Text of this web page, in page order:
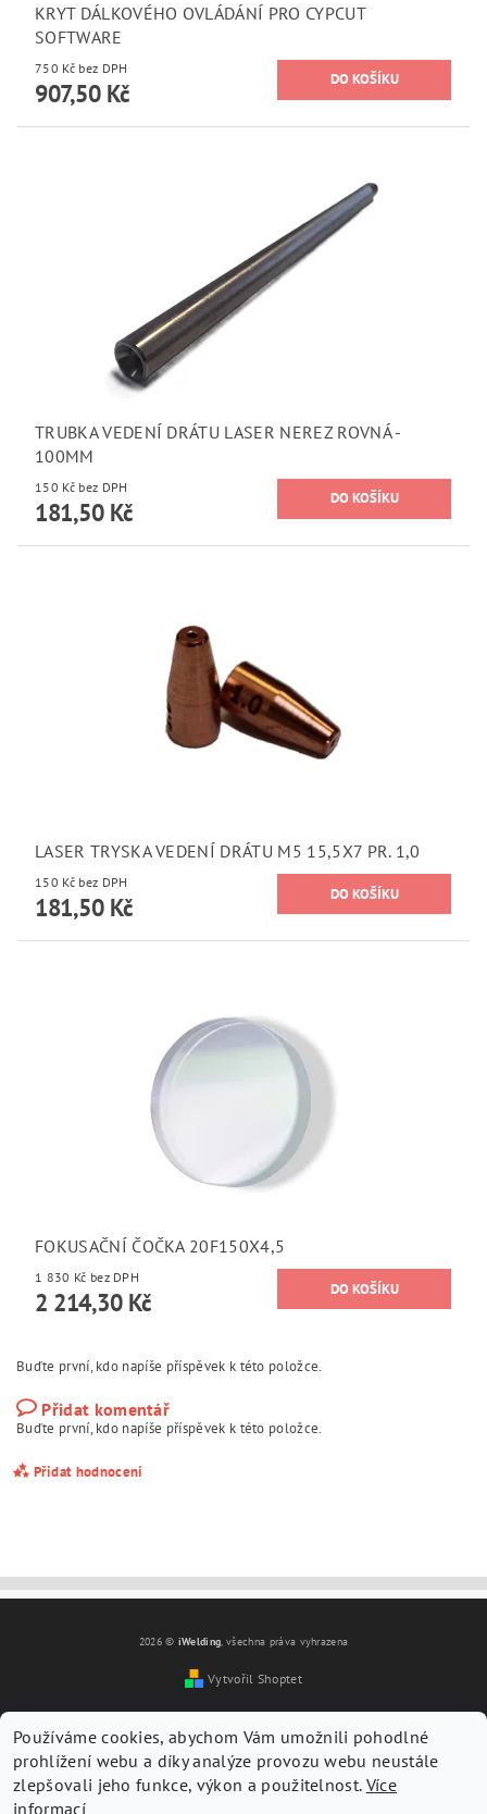
KRYT DÁLKOVÉHO OVLÁDÁNÍ PRO CYPCUT
SOFTWARE
750 Kč bez DPH
907,50 Kč
TRUBKA VEDENÍ DRÁTU LASER NEREZ ROVNÁ -
100MM
150 Kč bez DPH
181,50 Kč
LASER TRYSKA VEDENÍ DRÁTU M5 15,5X7 PR. 1,0
150 Kč bez DPH
181,50 Kč
FOKUSAČNÍ ČOČKA 20F150X4,5
1 830 Kč bez DPH
2 214,30 Kč
Buďte první, kdo napíše příspěvek k této položce.
Přidat komentář
Buďte první, kdo napíše příspěvek k této položce.
Přidat hodnocení
Vložením hodnocení souhlasíte s
2026 © iWelding, všechna práva vyhrazena
Vytvořil Shoptet
Používáme cookies, abychom Vám umožnili pohodlné
prohlížení webu a díky analýze provozu webu neustále
zlepšovali jeho funkce, výkon a použitelnost. Více
informací